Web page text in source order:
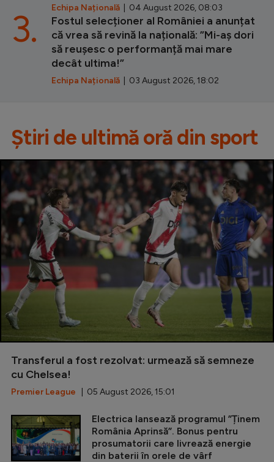
Echipa Națională | 04 August 2026, 08:03
Fostul selecționer al României a anunțat
că vrea să revină la națională: ”Mi-aș dori
să reușesc o performanță mai mare
decât ultima!”
Echipa Națională | 03 August 2026, 18:02
3.
Știri de ultimă oră din sport
Transferul a fost rezolvat: urmează să semneze
cu Chelsea!
Premier League | 05 August 2026, 15:01
Electrica lansează programul ”Ținem
România Aprinsă”. Bonus pentru
prosumatorii care livrează energie
din baterii în orele de vârf